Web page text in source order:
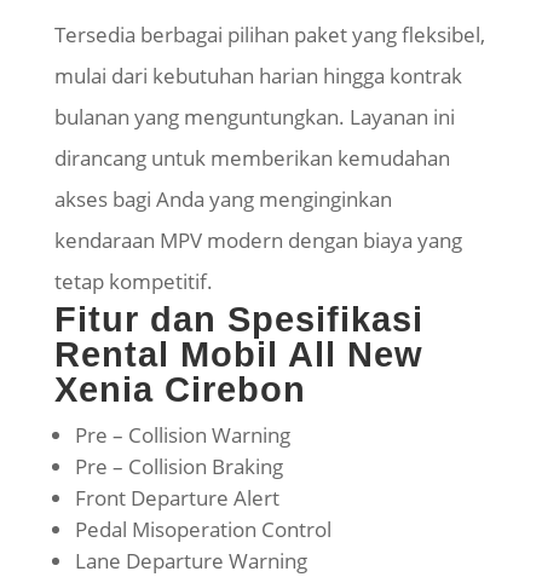
Tersedia berbagai pilihan paket yang fleksibel,
mulai dari kebutuhan harian hingga kontrak
bulanan yang menguntungkan. Layanan ini
dirancang untuk memberikan kemudahan
akses bagi Anda yang menginginkan
kendaraan MPV modern dengan biaya yang
tetap kompetitif.
Fitur dan Spesifikasi
Rental Mobil All New
Xenia Cirebon
Pre – Collision Warning
Pre – Collision Braking
Front Departure Alert
Pedal Misoperation Control
Lane Departure Warning